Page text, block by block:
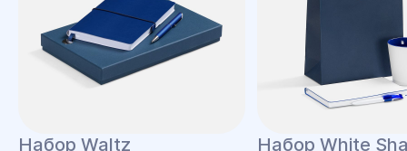
Набор Waltz Набор White